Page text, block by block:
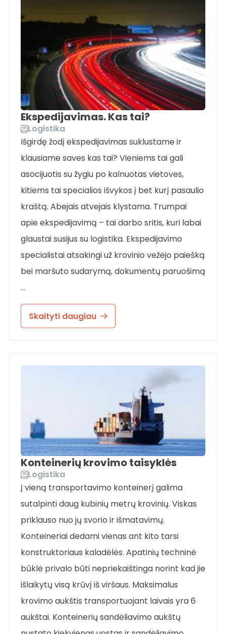
Ekspedijavimas. Kas tai?
Logistika
Išgirdę žodį ekspedijavimas suklustame ir
klausiame saves kas tai? Vieniems tai gali
asocijuotis su žygiu po kalnuotas vietoves,
kitiems tai specialios išvykos į bet kurį pasaulio
kraštą. Abejais atvejais klystama. Trumpai
apie ekspedijavimą – tai darbo sritis, kuri labai
glaustai susijus su logistika. Ekspedijavimo
specialistai atsakingi už krovinio vežėjo paiešką
bei maršuto sudarymą, dokumentų paruošimą
…
Skaityti daugiau
Konteinerių krovimo taisyklės
Logistika
Į vieną transportavimo konteinerį galima
sutalpinti daug kubinių metrų krovinių. Viskas
priklauso nuo jų svorio ir išmatavimų.
Konteineriai dedami vienas ant kito tarsi
konstruktoriaus kaladėlės. Apatinių techninė
būklė privalo būti nepriekaištinga norint kad jie
išlaikytų visą krūvį iš viršaus. Maksimalus
krovimo aukštis transportuojant laivais yra 6
aukštai. Konteinerių sandėliavimo aukštų